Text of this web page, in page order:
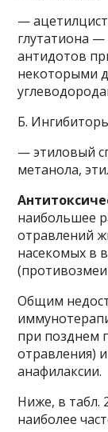
—
глутатиона —
антидотов
некоторыми
Б.
— этиловый
метанола,
наибольшее
отравлений
насекомых в
Общим
при позднем
отравления)
анафилаксии.
Ниже, в табл.
наиболее